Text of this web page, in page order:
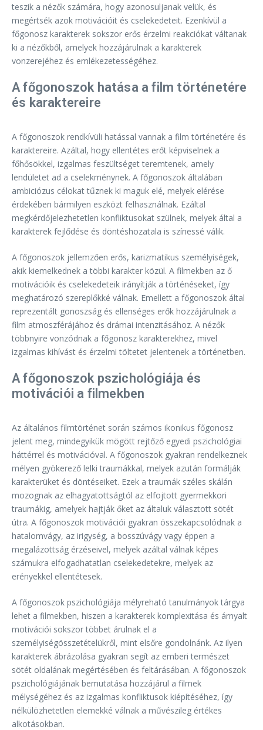
teszik a nézők számára, hogy azonosuljanak velük, és
megértsék azok motivációit és cselekedeteit. Ezenkívül a
főgonosz karakterek sokszor erős érzelmi reakciókat váltanak
ki a nézőkből, amelyek hozzájárulnak a karakterek
vonzerejéhez és emlékezetességéhez.
A főgonoszok hatása a film történetére
és karaktereire
A főgonoszok rendkívüli hatással vannak a film történetére és
karaktereire. Azáltal, hogy ellentétes erőt képviselnek a
főhősökkel, izgalmas feszültséget teremtenek, amely
lendületet ad a cselekménynek. A főgonoszok általában
ambiciózus célokat tűznek ki maguk elé, melyek elérése
érdekében bármilyen eszközt felhasználnak. Ezáltal
megkérdőjelezhetetlen konfliktusokat szülnek, melyek által a
karakterek fejlődése és döntéshozatala is színessé válik.
A főgonoszok jellemzően erős, karizmatikus személyiségek,
akik kiemelkednek a többi karakter közül. A filmekben az ő
motivációik és cselekedeteik irányítják a történéseket, így
meghatározó szereplőkké válnak. Emellett a főgonoszok által
reprezentált gonoszság és ellenséges erők hozzájárulnak a
film atmoszférájához és drámai intenzitásához. A nézők
többnyire vonzódnak a főgonosz karakterekhez, mivel
izgalmas kihívást és érzelmi töltetet jelentenek a történetben.
A főgonoszok pszichológiája és
motivációi a filmekben
Az általános filmtörténet során számos ikonikus főgonosz
jelent meg, mindegyikük mögött rejtőző egyedi pszichológiai
háttérrel és motivációval. A főgonoszok gyakran rendelkeznek
mélyen gyökerező lelki traumákkal, melyek azután formálják
karakterüket és döntéseiket. Ezek a traumák széles skálán
mozognak az elhagyatottságtól az elfojtott gyermekkori
traumákig, amelyek hajtják őket az általuk választott sötét
útra. A főgonoszok motivációi gyakran összekapcsolódnak a
hatalomvágy, az irigység, a bosszúvágy vagy éppen a
megalázottság érzéseivel, melyek azáltal válnak képes
számukra elfogadhatatlan cselekedetekre, melyek az
erényekkel ellentétesek.
A főgonoszok pszichológiája mélyreható tanulmányok tárgya
lehet a filmekben, hiszen a karakterek komplexitása és árnyalt
motivációi sokszor többet árulnak el a
személyiségösszetételükről, mint elsőre gondolnánk. Az ilyen
karakterek ábrázolása gyakran segít az emberi természet
sötét oldalának megértésében és feltárásában. A főgonoszok
pszichológiájának bemutatása hozzájárul a filmek
mélységéhez és az izgalmas konfliktusok kiépítéséhez, így
nélkülözhetetlen elemekké válnak a művészileg értékes
alkotásokban.